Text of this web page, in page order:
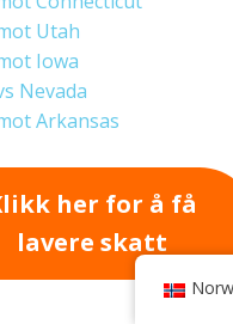
Utah
Iowa
Nevada
Arkansas
her for å få
lavere skatt